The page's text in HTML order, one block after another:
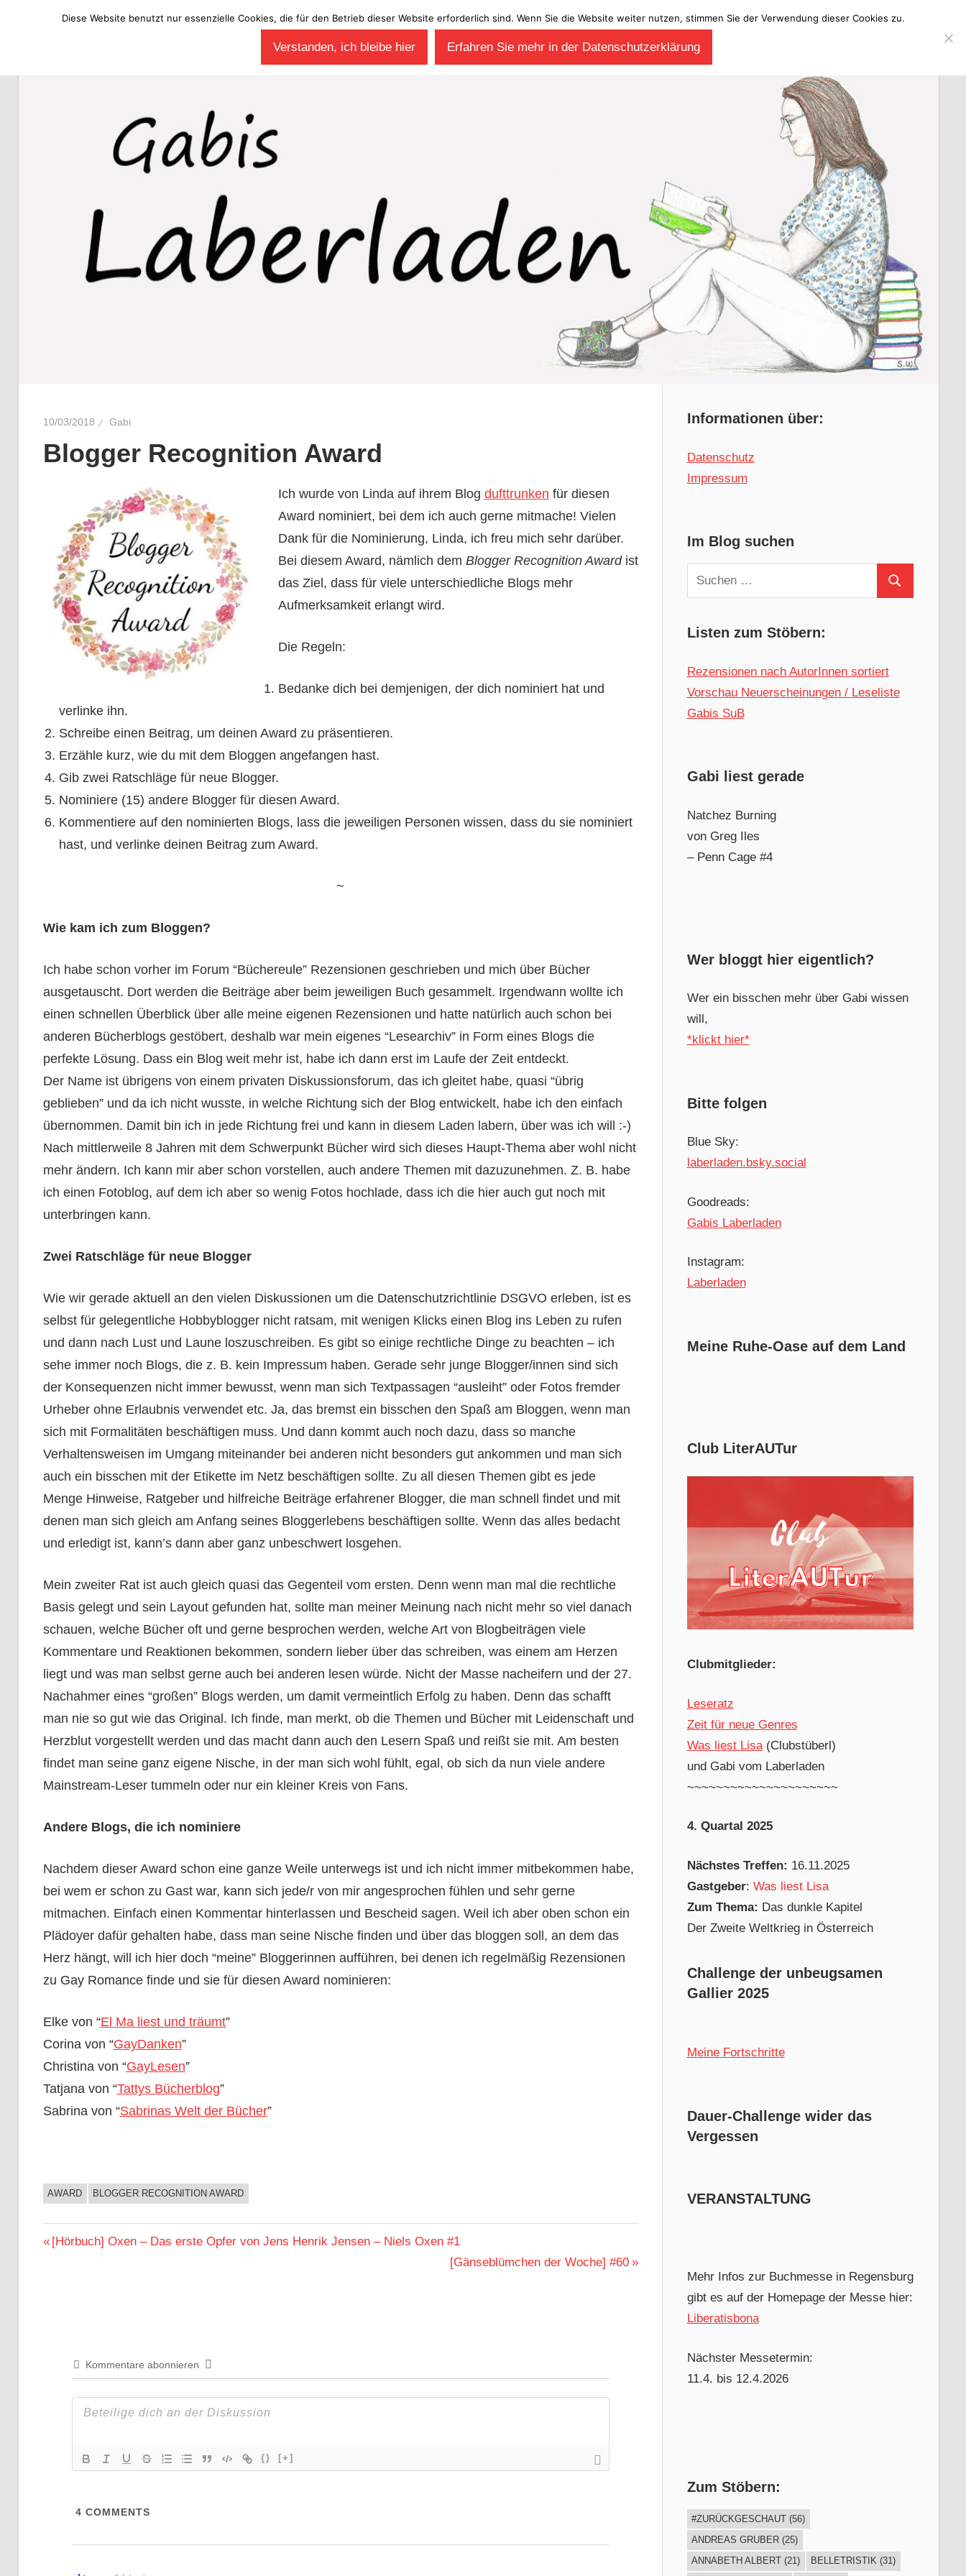
10/03/2018 Gabi
Blogger Recognition Award
Ich wurde von Linda auf ihrem Blog dufttrunken für diesen
Award nominiert, bei dem ich auch gerne mitmache! Vielen
Dank für die Nominierung, Linda, ich freu mich sehr darüber.
Bei diesem Award, nämlich dem Blogger Recognition Awardist
das Ziel, dass für viele unterschiedliche Blogs mehr
Aufmerksamkeit erlangt wird.
Die Regeln:
Bedanke dich bei demjenigen, der dich nominiert hat und
verlinke ihn.
Schreibe einen Beitrag, um deinen Award zu präsentieren.
Erzähle kurz, wie du mit dem Bloggen angefangen hast.
Gib zwei Ratschläge für neue Blogger.
Nominiere (15) andere Blogger für diesen Award.
Kommentiere auf den nominierten Blogs, lass die jeweiligen Personen wissen, dass du sie nominiert
hast, und verlinke deinen Beitrag zum Award.
~
Wie kam ich zum Bloggen?
Ich habe schon vorher im Forum “Büchereule” Rezensionen geschrieben und mich über Bücher
ausgetauscht. Dort werden die Beiträge aber beim jeweiligen Buch gesammelt. Irgendwann wollte ich
einen schnellen Überblick über alle meine eigenen Rezensionen und hatte natürlich auch schon bei
anderen Bücherblogs gestöbert, deshalb war mein eigenes “Lesearchiv” in Form eines Blogs die
perfekte Lösung. Dass ein Blog weit mehr ist, habe ich dann erst im Laufe der Zeit entdeckt.
Der Name ist übrigens von einem privaten Diskussionsforum, das ich gleitet habe, quasi “übrig
geblieben” und da ich nicht wusste, in welche Richtung sich der Blog entwickelt, habe ich den einfach
übernommen. Damit bin ich in jede Richtung frei und kann in diesem Laden labern, über was ich will :-)
Nach mittlerweile 8 Jahren mit dem Schwerpunkt Bücher wird sich dieses Haupt-Thema aber wohl nicht
mehr ändern. Ich kann mir aber schon vorstellen, auch andere Themen mit dazuzunehmen. Z. B. habe
ich einen Fotoblog, auf dem ich aber so wenig Fotos hochlade, dass ich die hier auch gut noch mit
unterbringen kann.
Zwei Ratschläge für neue Blogger
Wie wir gerade aktuell an den vielen Diskussionen um die Datenschutzrichtlinie DSGVO erleben, ist es
selbst für gelegentliche Hobbyblogger nicht ratsam, mit wenigen Klicks einen Blog ins Leben zu rufen
und dann nach Lust und Laune loszuschreiben. Es gibt so einige rechtliche Dinge zu beachten – ich
sehe immer noch Blogs, die z. B. kein Impressum haben. Gerade sehr junge Blogger/innen sind sich
der Konsequenzen nicht immer bewusst, wenn man sich Textpassagen “ausleiht” oder Fotos fremder
Urheber ohne Erlaubnis verwendet etc. Ja, das bremst ein bisschen den Spaß am Bloggen, wenn man
sich mit Formalitäten beschäftigen muss. Und dann kommt auch noch dazu, dass so manche
Verhaltensweisen im Umgang miteinander bei anderen nicht besonders gut ankommen und man sich
auch ein bisschen mit der Etikette im Netz beschäftigen sollte. Zu all diesen Themen gibt es jede
Menge Hinweise, Ratgeber und hilfreiche Beiträge erfahrener Blogger, die man schnell findet und mit
denen man sich gleich am Anfang seines Bloggerlebens beschäftigen sollte. Wenn das alles bedacht
und erledigt ist, kann’s dann aber ganz unbeschwert losgehen.
Mein zweiter Rat ist auch gleich quasi das Gegenteil vom ersten. Denn wenn man mal die rechtliche
Basis gelegt und sein Layout gefunden hat, sollte man meiner Meinung nach nicht mehr so viel danach
schauen, welche Bücher oft und gerne besprochen werden, welche Art von Blogbeiträgen viele
Kommentare und Reaktionen bekommen, sondern lieber über das schreiben, was einem am Herzen
liegt und was man selbst gerne auch bei anderen lesen würde. Nicht der Masse nacheifern und der 27.
Nachahmer eines “großen” Blogs werden, um damit vermeintlich Erfolg zu haben. Denn das schafft
man nie so gut wie das Original. Ich finde, man merkt, ob die Themen und Bücher mit Leidenschaft und
Herzblut vorgestellt werden und das macht dann auch den Lesern Spaß und reißt sie mit. Am besten
findet man seine ganz eigene Nische, in der man sich wohl fühlt, egal, ob sich da nun viele andere
Mainstream-Leser tummeln oder nur ein kleiner Kreis von Fans.
Andere Blogs, die ich nominiere
Nachdem dieser Award schon eine ganze Weile unterwegs ist und ich nicht immer mitbekommen habe,
bei wem er schon zu Gast war, kann sich jede/r von mir angesprochen fühlen und sehr gerne
mitmachen. Einfach einen Kommentar hinterlassen und Bescheid sagen. Weil ich aber oben schon ein
Plädoyer dafür gehalten habe, dass man seine Nische finden und über das bloggen soll, an dem das
Herz hängt, will ich hier doch “meine” Bloggerinnen aufführen, bei denen ich regelmäßig Rezensionen
zu Gay Romance finde und sie für diesen Award nominieren:
Elke von “El Ma liest und träumt”
Corina von “GayDanken”
Christina von “GayLesen”
Tatjana von “Tattys Bücherblog”
Sabrina von “Sabrinas Welt der Bücher”
BUCHIGES
AWARD BLOGGER RECOGNITION AWARD
Beitragsnavigation
Vorheriger
[Hörbuch] Oxen – Das erste Opfer von Jens Henrik Jensen – Niels Oxen #1
Nächster
[Gänseblümchen der Woche] #60
Kommentare abonnieren
{} [+]
4 COMMENTS
Informationen über:
Datenschutz
Impressum
Im Blog suchen
Suchen
nach:
Suchen
Listen zum Stöbern:
Rezensionen nach AutorInnen sortiert
Vorschau Neuerscheinungen / Leseliste
Gabis SuB
Gabi liest gerade
Natchez Burning
von Greg Iles
– Penn Cage #4
Wer bloggt hier eigentlich?
Wer ein bisschen mehr über Gabi wissen
will,
*klickt hier*
Bitte folgen
Blue Sky:
laberladen.bsky.social
Goodreads:
Gabis Laberladen
Instagram:
Laberladen
Meine Ruhe-Oase auf dem Land
Club LiterAUTur
Clubmitglieder:
Leseratz
Zeit für neue Genres
Was liest Lisa(Clubstüberl)
und Gabi vom Laberladen
~~~~~~~~~~~~~~~~~~~~~
4. Quartal 2025
Nächstes Treffen: 16.11.2025
Gastgeber: Was liest Lisa
Zum Thema: Das dunkle Kapitel
Der Zweite Weltkrieg in Österreich
Challenge der unbeugsamen
Gallier 2025
Meine Fortschritte
Dauer-Challenge wider das
Vergessen
VERANSTALTUNG
Mehr Infos zur Buchmesse in Regensburg
gibt es auf der Homepage der Messe hier:
Liberatisbona
Nächster Messetermin:
11.4. bis 12.4.2026
Zum Stöbern:
#ZURÜCKGESCHAUT (56)
ANDREAS GRUBER (25)
ANNABETH ALBERT (21) BELLETRISTIK (31)
Diese Website benutzt nur essenzielle Cookies, die für den Betrieb dieser Website erforderlich sind. Wenn Sie die Website weiter nutzen, stimmen Sie der Verwendung dieser Cookies zu.
Verstanden, ich bleibe hier Erfahren Sie mehr in der Datenschutzerklärung